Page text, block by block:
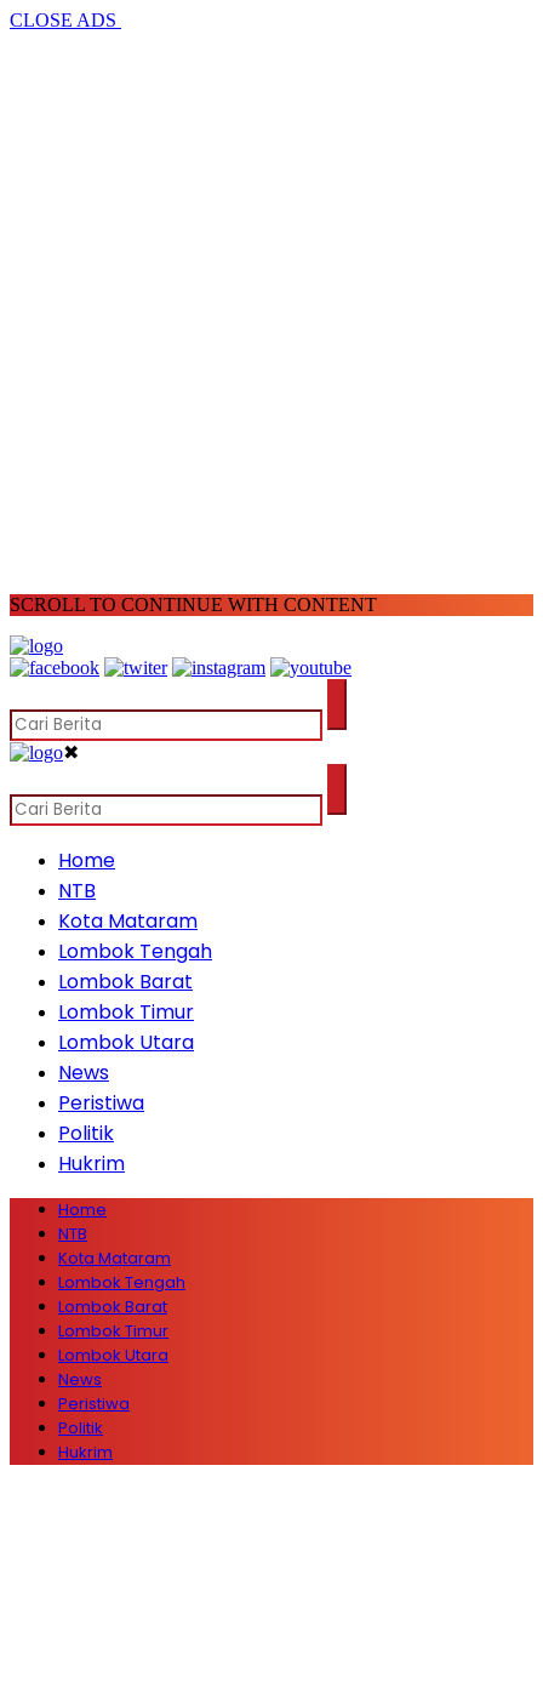
CLOSE ADS
SCROLL TO CONTINUE WITH CONTENT
✖
Home
NTB
Kota Mataram
Lombok Tengah
Lombok Barat
Lombok Timur
Lombok Utara
News
Peristiwa
Politik
Hukrim
Home
NTB
Kota Mataram
Lombok Tengah
Lombok Barat
Lombok Timur
Lombok Utara
News
Peristiwa
Politik
Hukrim